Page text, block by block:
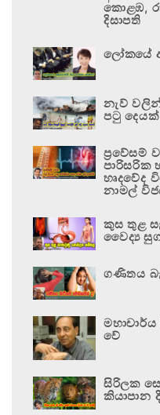
කොළඹ,
දිසාපති
ලෝකයේ
නැව්
පටු
පාරිසරික
හෘදවේද
නාමල්
කුස තුළ
වෛද්‍ය
ගණිතය
මහාචාර්ය
වේ
සිරිලක
කියාපාන